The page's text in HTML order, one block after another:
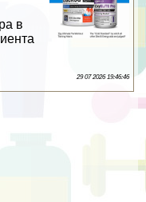
в
29 07 2026 19:46:46